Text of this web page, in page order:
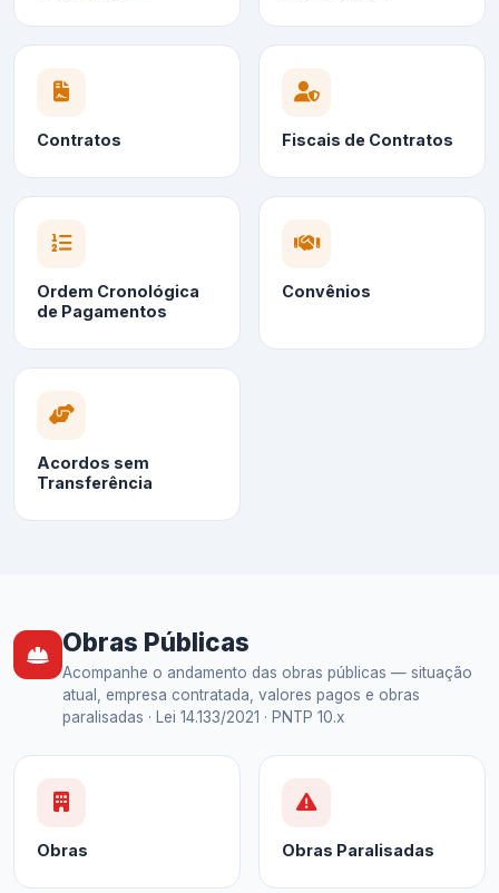
Contratos Fiscais de Contratos
Ordem Cronológica
de Pagamentos
Convênios
Acordos sem
Transferência
Obras Públicas
Acompanhe o andamento das obras públicas — situação
atual, empresa contratada, valores pagos e obras
paralisadas · Lei 14.133/2021 · PNTP 10.x
Obras Obras Paralisadas